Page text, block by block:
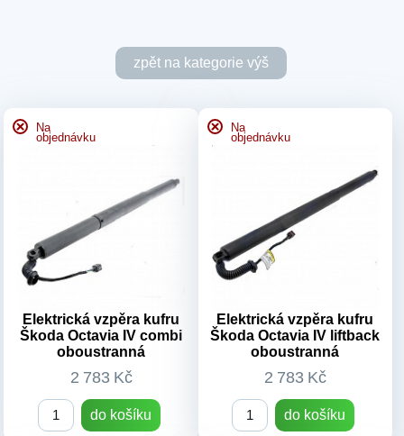
zpět na kategorie výš
Elektrická vzpěra kufru
Škoda Octavia IV combi
oboustranná
2 783 Kč
do košíku
Na
objednávku
Elektrická vzpěra kufru
Škoda Octavia IV liftback
oboustranná
2 783 Kč
do košíku
Na
objednávku
5QD 412 331 A, 5QD 412 331
C 5Q0 412 331 C 5Q0 412 331
D 5Q0 412 331 E
Typ vozu:Octavia IV r.v.2023-
2027
Číslo dílu:
Výrobek:Nový díl
Octavia IV
Číslo dílu:801051
Výrobek: